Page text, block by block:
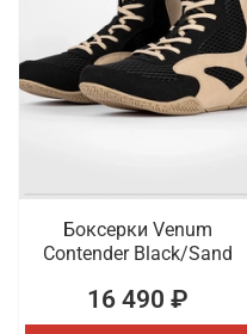
Боксерки Venum
Contender Black/Sand
16 490 ₽